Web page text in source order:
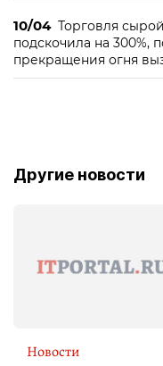
10/04 Торговля
подскочила на 300%,
прекращения огня
Другие новости
Новости